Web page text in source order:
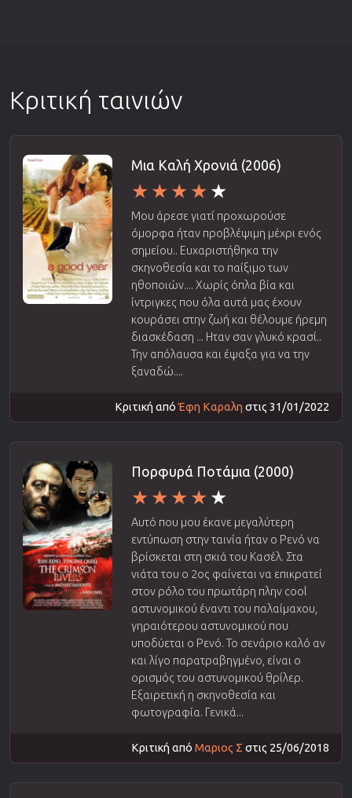
Κριτική ταινιών
Μια Καλή Χρονιά (2006)
Μου άρεσε γιατί προχωρούσε
όμορφα ήταν προβλέψιμη μέχρι ενός
σημείου.. Ευχαριστήθηκα την
σκηνοθεσία και το παίξιμο των
ηθοποιών.... Χωρίς όπλα βία και
ίντριγκες που όλα αυτά μας έχουν
κουράσει στην ζωή και θέλουμε ήρεμη
διασκέδαση ... Ηταν σαν γλυκό κρασί..
Την απόλαυσα και έψαξα για να την
ξαναδώ....
Κριτική απόΈφη Καραλη στις 31/01/2022
Πορφυρά Ποτάμια (2000)
Αυτό που μου έκανε μεγαλύτερη
εντύπωση στην ταινία ήταν ο Ρενό να
βρίσκεται στη σκιά του Κασέλ. Στα
νιάτα του ο 2ος φαίνεται να επικρατεί
στον ρόλο του πρωτάρη πλην cool
αστυνομικού έναντι του παλαίμαχου,
γηραιότερου αστυνομικού που
υποδύεται ο Ρενό. Το σενάριο καλό αν
και λίγο παρατραβηγμένο, είναι ο
ορισμός του αστυνομικού θρίλερ.
Εξαιρετική η σκηνοθεσία και
φωτογραφία. Γενικά...
Κριτική από Μαριος Σ στις 25/06/2018